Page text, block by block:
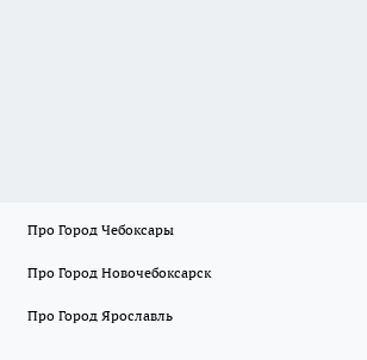
Про Город Чебоксары
Про Город Новочебоксарск
Про Город Ярославль